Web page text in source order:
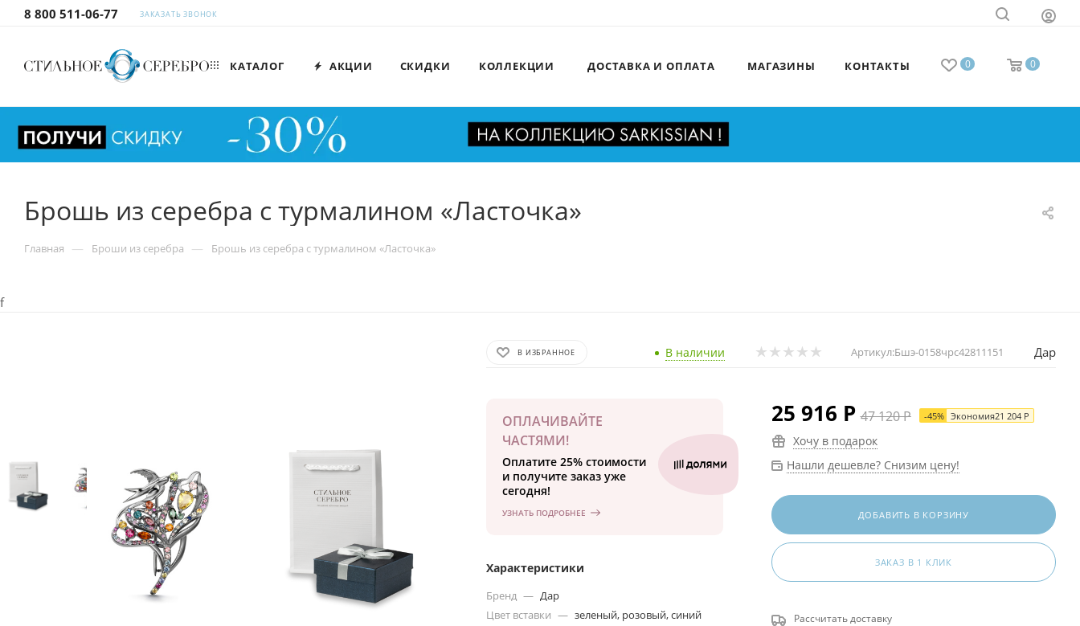
8 800 511-06-77 ЗАКАЗАТЬ ЗВОНОК
0 0
КАТАЛОГ АКЦИИ СКИДКИ КОЛЛЕКЦИИ ДОСТАВКА И ОПЛАТА МАГАЗИНЫ КОНТАКТЫ
Брошь из серебра с турмалином «Ласточка»
Главная — Броши из серебра — Брошь из серебра с турмалином «Ласточка»
f
В ИЗБРАННОЕ В наличии Артикул:Бшэ-0158чрс42811151 Дар
ОПЛАЧИВАЙТЕ
ЧАСТЯМИ!
Оплатите 25% стоимости
и получите заказ уже
сегодня!
УЗНАТЬ ПОДРОБНЕЕ
Характеристики
Бренд — Дар
Цвет вставки — зеленый, розовый, синий
25 916 Р 47 120Р -45% Экономия21 204Р
Хочу в подарок
Нашли дешевле? Снизим цену!
ДОБАВИТЬ В КОРЗИНУ
ЗАКАЗ В 1 КЛИК
Рассчитать доставку